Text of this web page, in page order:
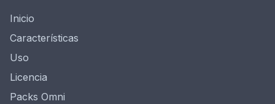
Inicio
Características
Uso
Licencia
Packs Omni